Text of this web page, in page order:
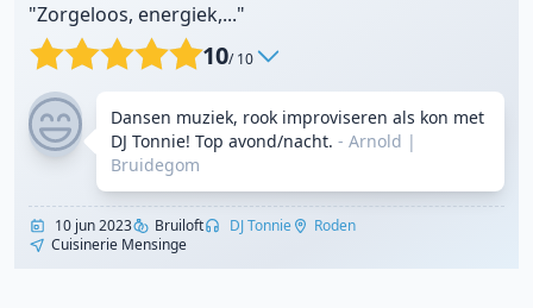
"Zorgeloos, energiek,..."
10/ 10
Dansen muziek, rook improviseren als kon met
DJ Tonnie! Top avond/nacht. - Arnold |
Bruidegom
10 jun 2023 Bruiloft DJ Tonnie
Roden
Cuisinerie Mensinge